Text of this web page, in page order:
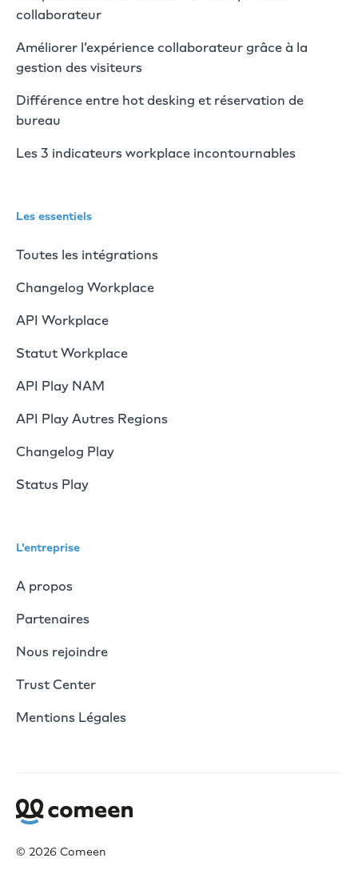
collaborateur
Améliorer l’expérience collaborateur grâce à la
gestion des visiteurs
Différence entre hot desking et réservation de
bureau
Les 3 indicateurs workplace incontournables
Les essentiels
Toutes les intégrations
Changelog Workplace
API Workplace
Statut Workplace
API Play NAM
API Play Autres Regions
Changelog Play
Status Play
L'entreprise
A propos
Partenaires
Nous rejoindre
Trust Center
Mentions Légales
© 2026 Comeen